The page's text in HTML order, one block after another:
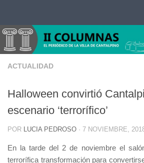
ACTUALIDAD
Halloween convirtió
escenario ‘terrorífico’
POR LUCIA PEDROSO · 7 NOVIEMBRE,
En la tarde del 2 de noviembre el
terrorífica transformación para